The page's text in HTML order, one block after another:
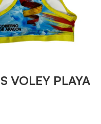
VOLEY PLAYA